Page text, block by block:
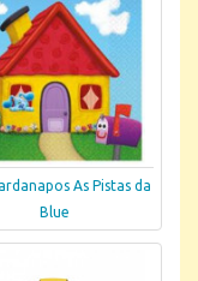
As Pistas da
Blue